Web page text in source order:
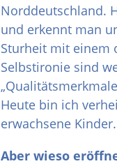
Norddeutschland.
und erkennt man
Sturheit mit einem
Selbstironie sind
Heute bin ich
erwachsene Kinder.
Aber wieso